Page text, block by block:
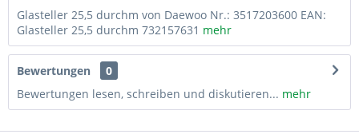
Glasteller 25,5 durchm von Daewoo Nr.: 3517203600 EAN:
Glasteller 25,5 durchm 732157631 mehr
Bewertungen
0
Bewertungen lesen, schreiben und diskutieren... mehr